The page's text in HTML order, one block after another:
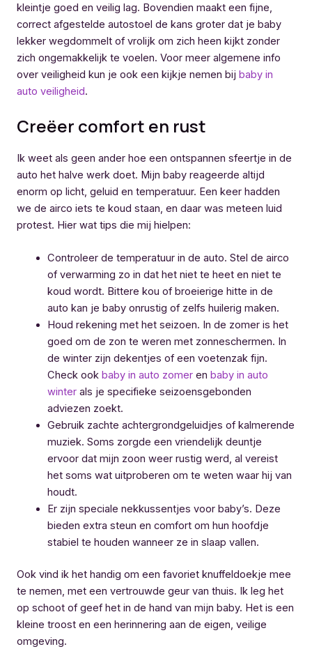
kleintje goed en veilig lag. Bovendien maakt een fijne,
correct afgestelde autostoel de kans groter dat je baby
lekker wegdommelt of vrolijk om zich heen kijkt zonder
zich ongemakkelijk te voelen. Voor meer algemene info
over veiligheid kun je ook een kijkje nemen bij baby in
auto veiligheid.
Creëer comfort en rust
Ik weet als geen ander hoe een ontspannen sfeertje in de
auto het halve werk doet. Mijn baby reageerde altijd
enorm op licht, geluid en temperatuur. Een keer hadden
we de airco iets te koud staan, en daar was meteen luid
protest. Hier wat tips die mij hielpen:
Controleer de temperatuur in de auto. Stel de airco
of verwarming zo in dat het niet te heet en niet te
koud wordt. Bittere kou of broeierige hitte in de
auto kan je baby onrustig of zelfs huilerig maken.
Houd rekening met het seizoen. In de zomer is het
goed om de zon te weren met zonneschermen. In
de winter zijn dekentjes of een voetenzak fijn.
Check ook baby in auto zomeren baby in auto
winterals je specifieke seizoensgebonden
adviezen zoekt.
Gebruik zachte achtergrondgeluidjes of kalmerende
muziek. Soms zorgde een vriendelijk deuntje
ervoor dat mijn zoon weer rustig werd, al vereist
het soms wat uitproberen om te weten waar hij van
houdt.
Er zijn speciale nekkussentjes voor baby’s. Deze
bieden extra steun en comfort om hun hoofdje
stabiel te houden wanneer ze in slaap vallen.
Ook vind ik het handig om een favoriet knuffeldoekje mee
te nemen, met een vertrouwde geur van thuis. Ik leg het
op schoot of geef het in de hand van mijn baby. Het is een
kleine troost en een herinnering aan de eigen, veilige
omgeving.